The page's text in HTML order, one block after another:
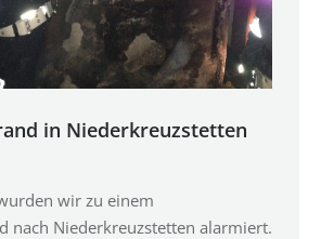
in Niederkreuzstetten
wir zu einem
nach Niederkreuzstetten alarmiert.